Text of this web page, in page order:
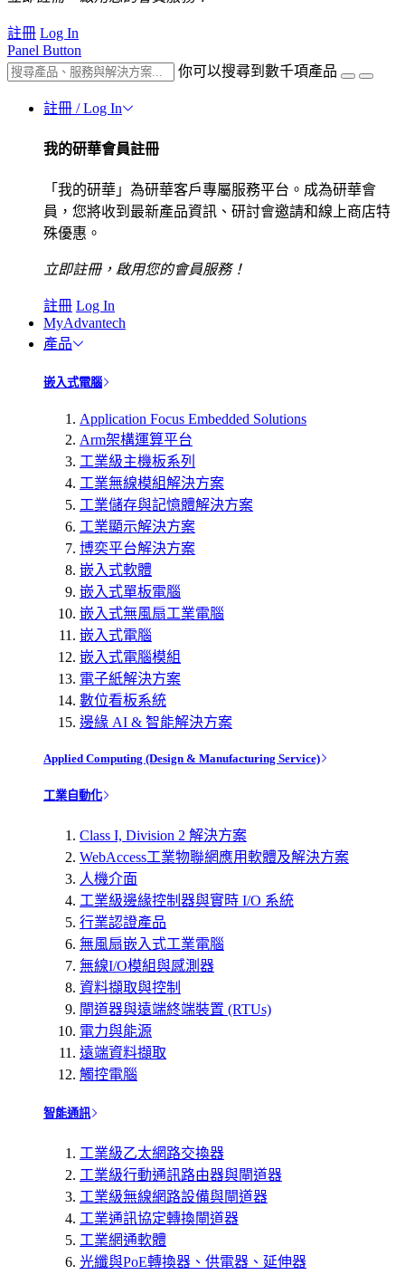
註冊 Log In
Panel Button
你可以搜尋到數千項產品
註冊 / Log In
我的研華會員註冊
「我的研華」為研華客戶專屬服務平台。成為研華會
員，您將收到最新產品資訊、研討會邀請和線上商店特
殊優惠。
立即註冊，啟用您的會員服務！
註冊 Log In
MyAdvantech
產品
嵌入式電腦
Application Focus Embedded Solutions
Arm架構運算平台
工業級主機板系列
工業無線模組解決方案
工業儲存與記憶體解決方案
工業顯示解決方案
博奕平台解決方案
嵌入式軟體
嵌入式單板電腦
嵌入式無風扇工業電腦
嵌入式電腦
嵌入式電腦模組
電子紙解決方案
數位看板系統
邊緣 AI & 智能解決方案
Applied Computing (Design & Manufacturing Service)
工業自動化
Class I, Division 2 解決方案
WebAccess工業物聯網應用軟體及解決方案
人機介面
工業級邊緣控制器與實時 I/O 系統
行業認證產品
無風扇嵌入式工業電腦
無線I/O模組與感測器
資料擷取與控制
閘道器與遠端終端裝置 (RTUs)
電力與能源
遠端資料擷取
觸控電腦
智能通訊
工業級乙太網路交換器
工業級行動通訊路由器與閘道器
工業級無線網路設備與閘道器
工業通訊協定轉換閘道器
工業網通軟體
光纖與PoE轉換器、供電器、延伸器